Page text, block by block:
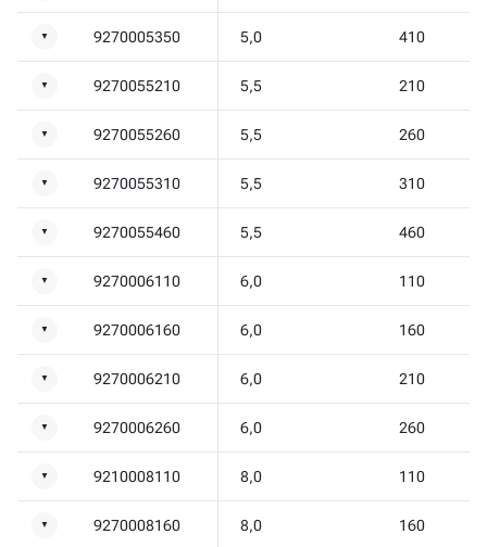
▼ 9270005350 5,0 410
▼ 9270055210 5,5 210
▼ 9270055260 5,5 260
▼ 9270055310 5,5 310
▼ 9270055460 5,5 460
▼ 9270006110 6,0 110
▼ 9270006160 6,0 160
▼ 9270006210 6,0 210
▼ 9270006260 6,0 260
▼ 9210008110 8,0 110
▼ 9270008160 8,0 160